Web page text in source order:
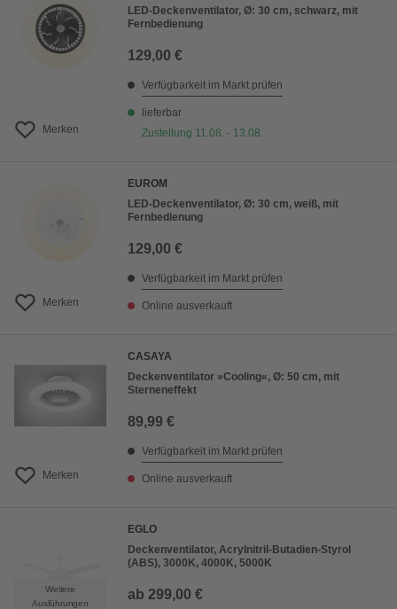
Merken
LED-Deckenventilator, Ø: 30 cm, schwarz, mit
Fernbedienung
129,00 €
Verfügbarkeit im Markt prüfen
lieferbar
Zustellung 11.08. - 13.08.
Merken
EUROM
LED-Deckenventilator, Ø: 30 cm, weiß, mit
Fernbedienung
129,00 €
Verfügbarkeit im Markt prüfen
Online ausverkauft
Merken
CASAYA
Deckenventilator »Cooling«, Ø: 50 cm, mit
Sterneneffekt
89,99 €
Verfügbarkeit im Markt prüfen
Online ausverkauft
Weitere
Ausführungen
EGLO
Deckenventilator, Acrylnitril-Butadien-Styrol
(ABS), 3000K, 4000K, 5000K
ab 299,00 €